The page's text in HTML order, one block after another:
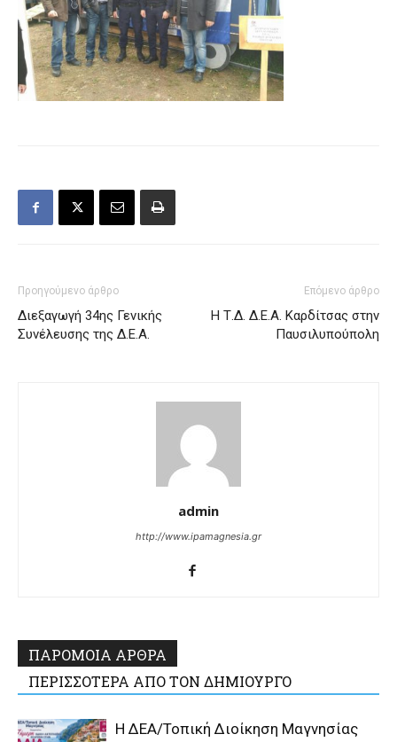
Προηγούμενο άρθρο
Διεξαγωγή 34ης Γενικής
Συνέλευσης της Δ.Ε.Α.
Επόμενο άρθρο
H Τ.Δ. Δ.Ε.Α. Καρδίτσας στην
Παυσιλυπούπολη
admin
http://www.ipamagnesia.gr
ΠΑΡΟΜΟΙΑ ΑΡΘΡΑ
ΠΕΡΙΣΣΟΤΕΡΑ ΑΠΟ ΤΟΝ ΔΗΜΙΟΥΡΓΟ
Η ΔΕΑ/Τοπική Διοίκηση Μαγνησίας